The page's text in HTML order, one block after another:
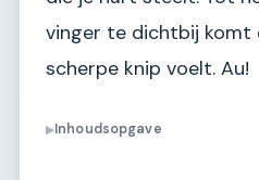
vinger te dichtbij komt
scherpe knip voelt. Au!
▶Inhoudsopgave